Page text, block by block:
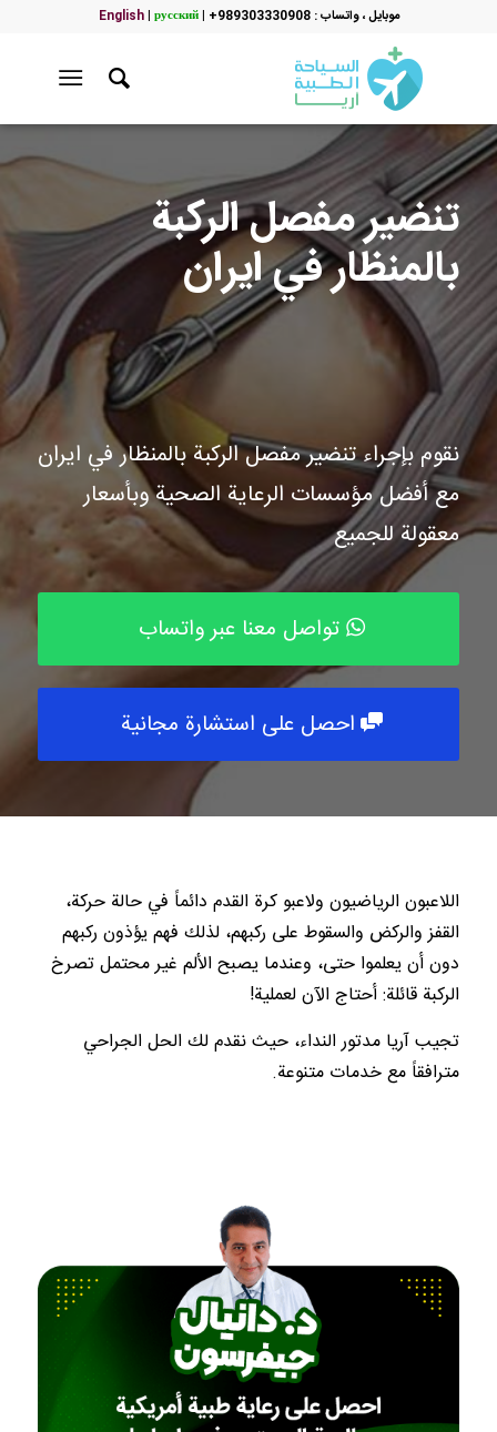
موبایل ، واتساب : 989303330908+ |
English| русский
تنضير مفصل الركبة
بالمنظار في ايران
نقوم بإجراء تنضير مفصل الركبة بالمنظار في ايران
مع أفضل مؤسسات الرعاية الصحية وبأسعار
معقولة للجميع
تواصل معنا عبر واتساب
احصل على استشارة مجانية
اللاعبون الرياضيون ولاعبو كرة القدم دائماً في حالة حركة،
القفز والركض والسقوط على ركبهم، لذلك فهم يؤذون ركبهم
دون أن يعلموا حتى، وعندما يصبح الألم غير محتمل تصرخ
الركبة قائلة: أحتاج الآن لعملية!
تجيب آريا مدتور النداء، حيث نقدم لك الحل الجراحي
مترافقاً مع خدمات متنوعة.